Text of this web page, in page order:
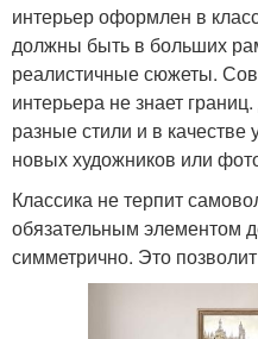
интерьер оформлен в
должны быть в больших
реалистичные сюжеты.
интерьера не знает
разные стили и в
новых художников или
Классика не терпит
обязательным элементом
симметрично. Это